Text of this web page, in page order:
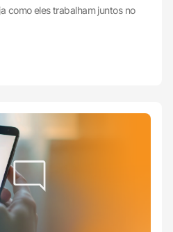
como eles trabalham juntos no